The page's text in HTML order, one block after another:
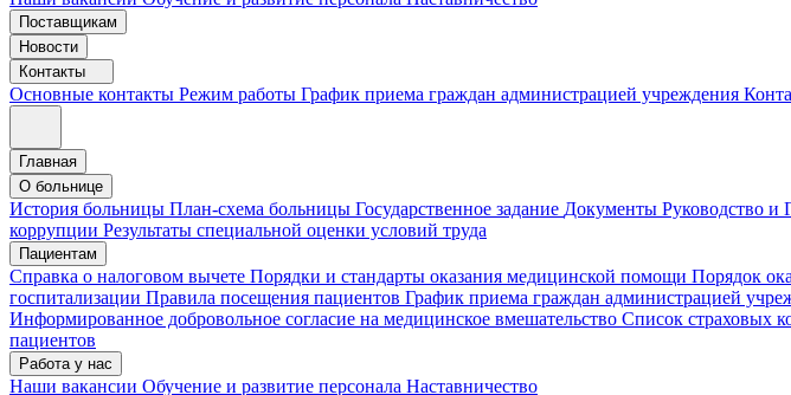
Поставщикам
Новости
Контакты
Основные контакты Режим работы График приема граждан администрацией учреждения
Главная
О больнице
История больницы План-схема больницы Государственное задание Документы Руководство и
коррупции Результаты специальной оценки условий труда
Пациентам
Справка о налоговом вычете Порядки и стандарты оказания медицинской помощи Порядок
госпитализации Правила посещения пациентов График приема граждан администрацией
Информированное добровольное согласие на медицинское вмешательство Список страховых
пациентов
Работа у нас
Наши вакансии Обучение и развитие персонала Наставничество